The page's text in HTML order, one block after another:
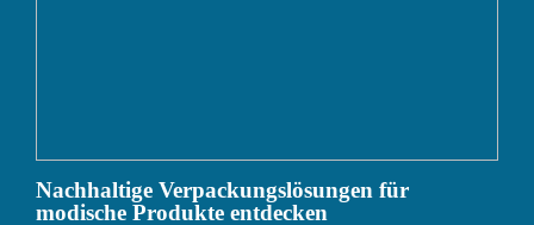
Nachhaltige Verpackungslösungen für
modische Produkte entdecken